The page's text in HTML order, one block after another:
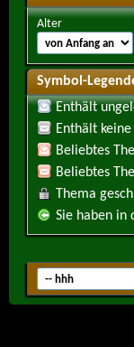
Alter
Symbol-
Enthält
Enthält
Beliebtes
Beliebtes
Thema
Sie haben in